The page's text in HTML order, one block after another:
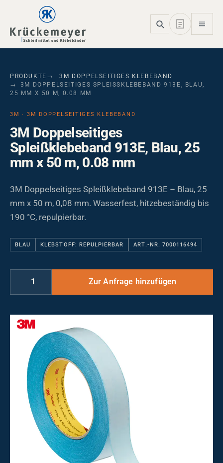
Skip to main navigation
Skip to main content
Skip to page footer
PRODUKTE
3M DOPPELSEITIGES KLEBEBAND
3M DOPPELSEITIGES SPLEISSKLEBEBAND 913E, BLAU, 2
5 MM X 50 M, 0.08 MM
3M · 3M DOPPELSEITIGES KLEBEBAND
3M Doppelseitiges
Spleißklebeband 913E, Blau, 25
mm x 50 m, 0.08 mm
3M Doppelseitiges Spleißklebeband 913E – Blau, 25
mm x 50 m, 0,08 mm. Wasserfest, hitzebeständig bis
190 °C, repulpierbar.
BLAU KLEBSTOFF: REPULPIERBAR ART.-NR. 7000116494